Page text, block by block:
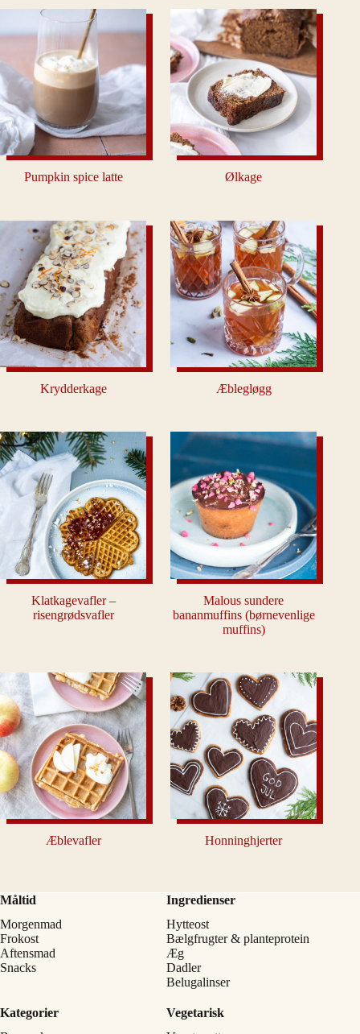
Pumpkin spice latte Ølkage
Krydderkage Æblegløgg
Klatkagevafler –
risengrødsvafler
Malous sundere
bananmuffins (børnevenlige
muffins)
Æblevafler Honninghjerter
Måltid
Morgenmad
Frokost
Aftensmad
Snacks
Ingredienser
Hytteost
Bælgfrugter & planteprotein
Æg
Dadler
Belugalinser
Kategorier
Vegetarisk